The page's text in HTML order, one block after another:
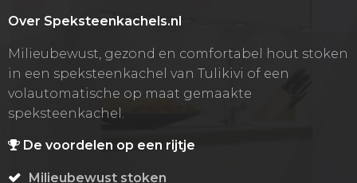
Over Speksteenkachels.nl
Milieubewust, gezond en comfortabel hout stoken
in een speksteenkachel van Tulikivi of een
volautomatische op maat gemaakte
speksteenkachel.
De voordelen op een rijtje
Milieubewust stoken